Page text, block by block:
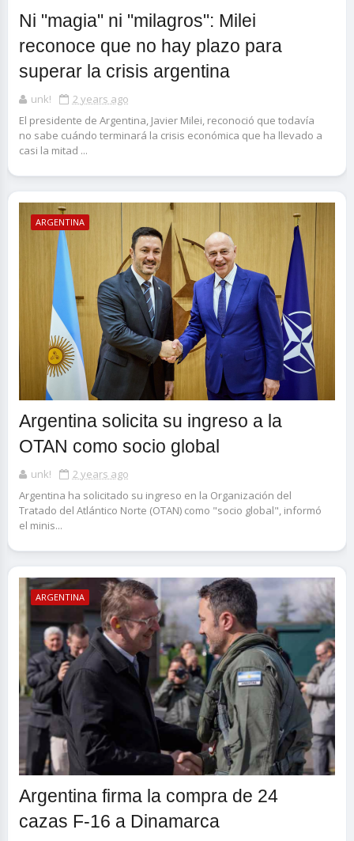
Ni "magia" ni "milagros": Milei
reconoce que no hay plazo para
superar la crisis argentina
unk!
2 years ago
El presidente de Argentina, Javier Milei, reconoció que todavía
no sabe cuándo terminará la crisis económica que ha llevado a
casi la mitad ...
ARGENTINA
Argentina solicita su ingreso a la
OTAN como socio global
unk!
2 years ago
Argentina ha solicitado su ingreso en la Organización del
Tratado del Atlántico Norte (OTAN) como "socio global", informó
el minis...
ARGENTINA
Argentina firma la compra de 24
cazas F-16 a Dinamarca